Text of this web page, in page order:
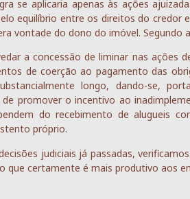
se aplicaria apenas às ações
equilíbrio entre os direitos do credor
vontade do dono do imóvel. Segundo
a concessão de liminar nas ações
de coerção ao pagamento das
longo, dando-se,
promover o incentivo ao
do recebimento de alugueis
próprio.
judiciais já passadas,
que certamente é mais produtivo aos